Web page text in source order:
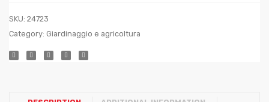
SKU: 24723
Category: Giardinaggio e agricoltura